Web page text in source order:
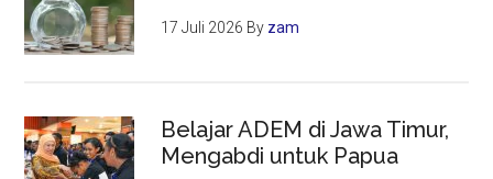
17 Juli 2026 By zam
Belajar ADEM di Jawa Timur,
Mengabdi untuk Papua